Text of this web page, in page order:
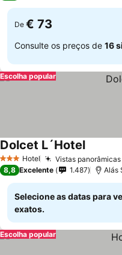
De € 73
Consulte os preços de 16
Escolha popular
3 EstrelasHotel Vistas
Dolcet L´Hotel
8,8 Excelente 1.487 Alás
Selecione as datas para
exatos.
Escolha popular